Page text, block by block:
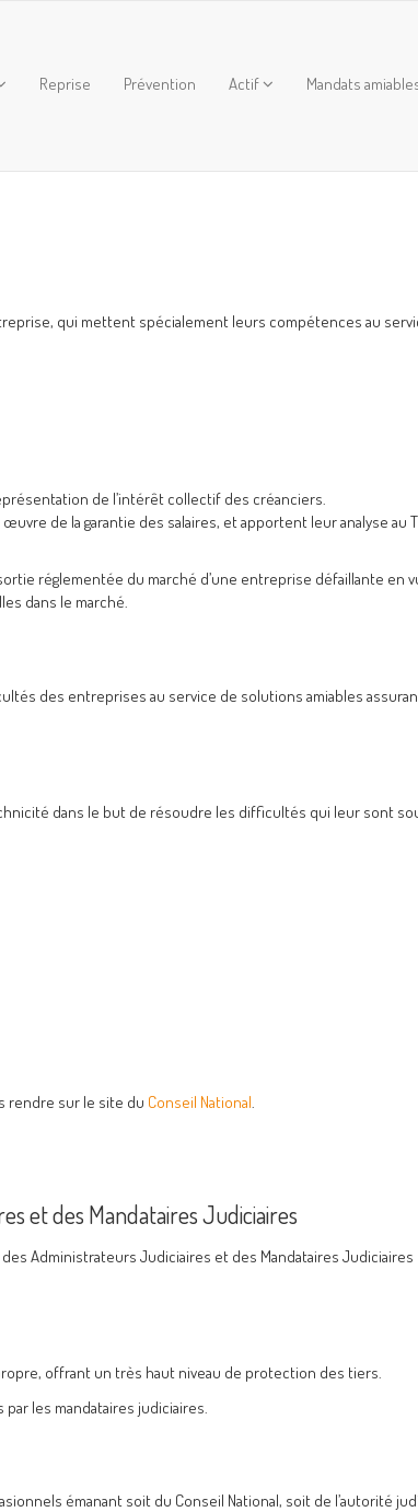
Reprise Prévention Actif Mandats
qui mettent spécialement leurs compétences au
de l’intérêt collectif des créanciers.
de la garantie des salaires, et apportent leur analyse au
réglementée du marché d’une entreprise défaillante en
dans le marché.
des entreprises au service de solutions amiables
dans le but de résoudre les difficultés qui leur sont
rendre sur le site du Conseil National.
et des Mandataires Judiciaires
Administrateurs Judiciaires et des Mandataires Judiciaires
offrant un très haut niveau de protection des tiers.
les mandataires judiciaires.
émanant soit du Conseil National, soit de l’autorité